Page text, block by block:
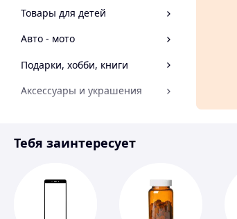
Товары для детей
Авто - мото
Подарки, хобби, книги
Аксессуары и украшения
Спорт и отдых
Тебя заинтересует